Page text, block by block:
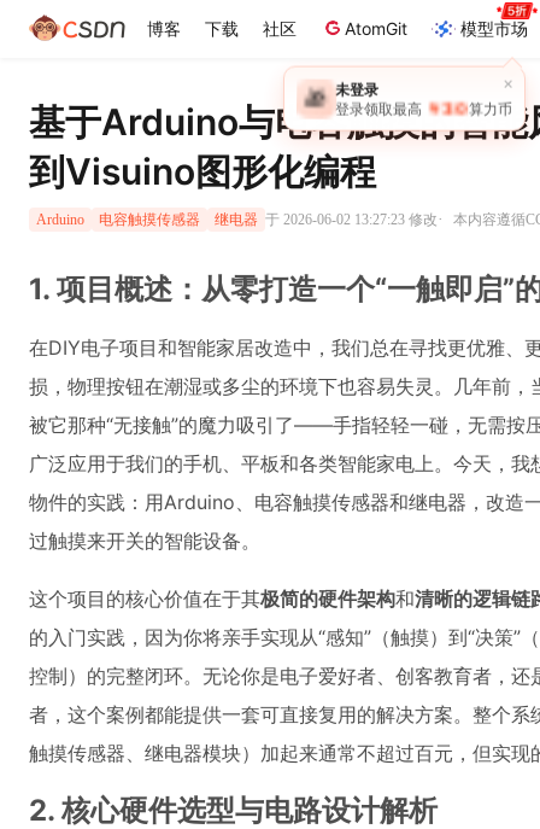
博客 下载 社区 AtomGit 模型市场
×
🎁 未登录
登录领取最高 ￥30 算力币
基于Arduino与电容触摸的智能
到Visuino图形化编程
Arduino 电容触摸传感器 继电器 于 2026-06-02 13:27:23 修改· 本内容遵循
1. 项目概述：从零打造一个“一触即启”
在DIY电子项目和智能家居改造中，我们总在寻找更优雅、
损，物理按钮在潮湿或多尘的环境下也容易失灵。几年前
被它那种“无接触”的魔力吸引了——手指轻轻一碰，无需按
广泛应用于我们的手机、平板和各类智能家电上。今天，我
物件的实践：用Arduino、电容触摸传感器和继电器，改造
过触摸来开关的智能设备。
这个项目的核心价值在于其极简的硬件架构和清晰的逻辑链
的入门实践，因为你将亲手实现从“感知”（触摸）到“决策”
控制）的完整闭环。无论你是电子爱好者、创客教育者，
者，这个案例都能提供一套可直接复用的解决方案。整个
触摸传感器、继电器模块）加起来通常不超过百元，但实现
2. 核心硬件选型与电路设计解析